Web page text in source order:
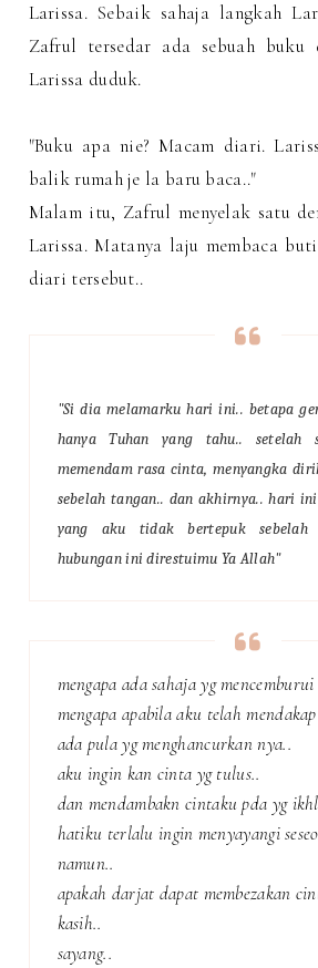
Larissa. Sebaik sahaja langkah
Zafrul tersedar ada sebuah
Larissa duduk.
"Buku apa nie? Macam diari.
balik rumah je la baru baca.."
Malam itu, Zafrul menyelak satu
Larissa. Matanya laju membaca
diari tersebut..
"Si dia melamarku hari ini.. betapa
hanya Tuhan yang tahu.. setelah
memendam rasa cinta, menyangka
sebelah tangan.. dan akhirnya.. hari
yang aku tidak bertepuk sebelah
hubungan ini direstuimu Ya Allah"
mengapa ada sahaja yg mencemburui
mengapa apabila aku telah
ada pula yg menghancurkan nya..
aku ingin kan cinta yg tulus..
dan mendambakn cintaku pda yg
hatiku terlalu ingin menyayangi
namun..
apakah darjat dapat membezakan
kasih..
sayang..